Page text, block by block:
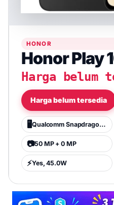
HONOR
Honor Play
Harga belum
Harga belum tersedia
🖥️ Qualcomm Snapdragon 6s Gen3
📷50 MP + 0 MP
⚡Yes, 45.0W